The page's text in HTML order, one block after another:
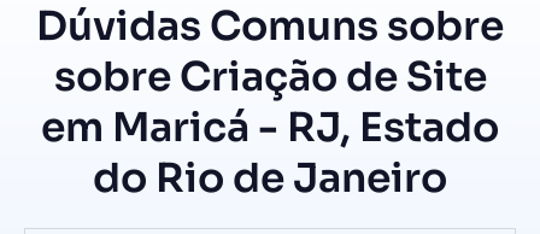
Dúvidas Comuns sobre
sobre Criação de Site
em Maricá - RJ, Estado
do Rio de Janeiro